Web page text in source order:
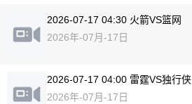
2026-07-17 04:30 火箭VS篮网
2026年-07月-17日
2026-07-17 04:00 雷霆VS独行侠
2026年-07月-17日